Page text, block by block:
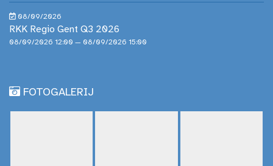
08/09/2026
RKK Regio Gent Q3 2026
08/09/2026 12:00 — 08/09/2026 15:00
FOTOGALERIJ